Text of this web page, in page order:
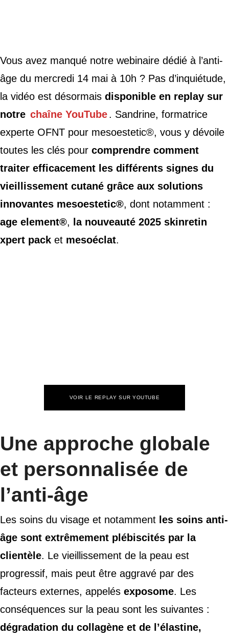
Vous avez manqué notre webinaire dédié à l’anti-
âge du mercredi 14 mai à 10h ? Pas d’inquiétude,
la vidéo est désormais disponible en replay sur
notre chaîne YouTube. Sandrine, formatrice
experte OFNT pour mesoestetic®, vous y dévoile
toutes les clés pour comprendre comment
traiter efficacement les différents signes du
vieillissement cutané grâce aux solutions
innovantes mesoestetic®, dont notamment :
age element®, la nouveauté 2025 skinretin
xpert pack et mesoéclat.
VOIR LE REPLAY SUR YOUTUBE
Une approche globale
et personnalisée de
l’anti-âge
Les soins du visage et notamment les soins anti-
âge sont extrêmement plébiscités par la
clientèle. Le vieillissement de la peau est
progressif, mais peut être aggravé par des
facteurs externes, appelés exposome. Les
conséquences sur la peau sont les suivantes :
dégradation du collagène et de l’élastine,